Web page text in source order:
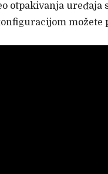
otpakivanja uređaja
možete